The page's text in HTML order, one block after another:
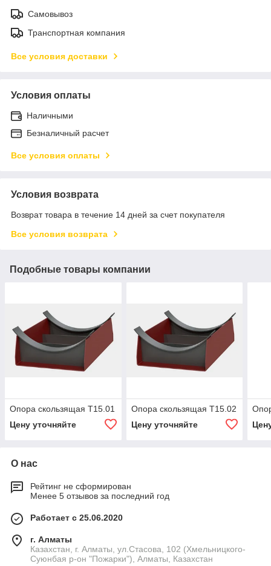
Самовывоз
Транспортная компания
Все условия доставки
Условия оплаты
Наличными
Безналичный расчет
Все условия оплаты
Условия возврата
Возврат товара в течение 14 дней за счет покупателя
Все условия возврата
Подобные товары компании
Опора скользящая Т15.01
Цену уточняйте
Опора скользящая Т15.02
Цену уточняйте
О нас
Рейтинг не сформирован
Менее 5 отзывов за последний год
Работает с 25.06.2020
г. Алматы
Казахстан, г. Алматы, ул.Стасова, 102 (Хмельницкого-
Суюнбая р-он "Пожарки"), Алматы, Казахстан